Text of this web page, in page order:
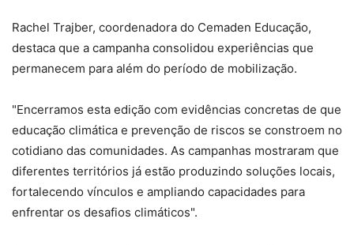
Rachel Trajber, coordenadora do Cemaden Educação,
destaca que a campanha consolidou experiências que
permanecem para além do período de mobilização.
"Encerramos esta edição com evidências concretas de que
educação climática e prevenção de riscos se constroem no
cotidiano das comunidades. As campanhas mostraram que
diferentes territórios já estão produzindo soluções locais,
fortalecendo vínculos e ampliando capacidades para
enfrentar os desafios climáticos".